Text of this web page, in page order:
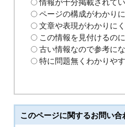
情報が十分掲載されて
ページの構成がわかり
文章や表現がわかりに
この情報を見付けるの
古い情報なので参考に
特に問題無くわかりや
このページに関するお問い合